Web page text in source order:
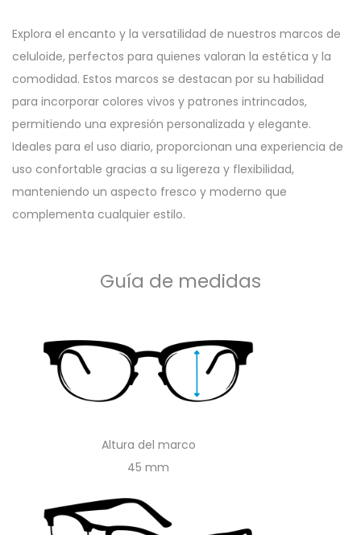
Explora el encanto y la versatilidad de nuestros marcos de
celuloide, perfectos para quienes valoran la estética y la
comodidad. Estos marcos se destacan por su habilidad
para incorporar colores vivos y patrones intrincados,
permitiendo una expresión personalizada y elegante.
Ideales para el uso diario, proporcionan una experiencia de
uso confortable gracias a su ligereza y flexibilidad,
manteniendo un aspecto fresco y moderno que
complementa cualquier estilo.
Guía de medidas
Altura del marco
45